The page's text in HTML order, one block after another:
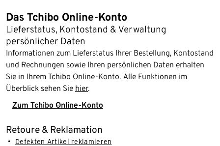
Das Tchibo Online-Konto
Lieferstatus, Kontostand & Verwaltung
persönlicher Daten
Informationen zum Lieferstatus Ihrer Bestellung, Kontostand
und Rechnungen sowie Ihren persönlichen Daten erhalten
Sie in Ihrem Tchibo Online-Konto. Alle Funktionen im
Überblick sehen Sie hier.
Zum Tchibo Online-Konto
Retoure & Reklamation
Defekten Artikel reklamieren